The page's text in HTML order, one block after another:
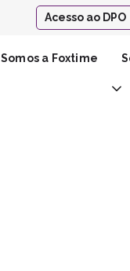
Acesso ao DPO
Somos a Foxtime